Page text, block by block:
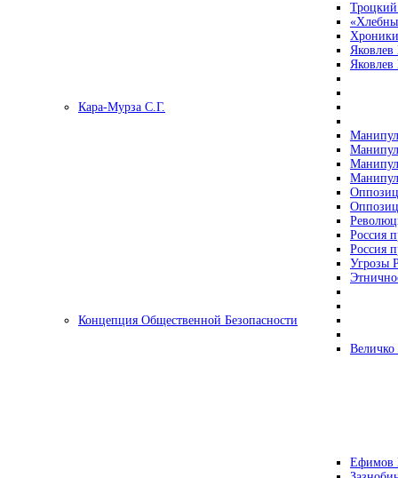
Кара-Мурза С.Г.
Россия
Россия
Угрозы
Концепция Общественной Безопасности
Ефимов